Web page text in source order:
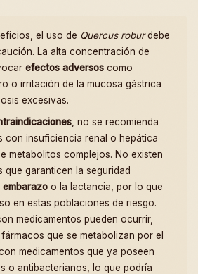
el uso de Quercus roburdebe
La alta concentración de
efectos adversos como
o irritación de la mucosa gástrica
excesivas.
, no se recomienda
con insuficiencia renal o hepática
metabolitos complejos. No existen
que garanticen la seguridad
embarazo o la lactancia, por lo que
en estas poblaciones de riesgo.
medicamentos pueden ocurrir,
que se metabolizan por el
medicamentos que ya poseen
o antibacterianos, lo que podría